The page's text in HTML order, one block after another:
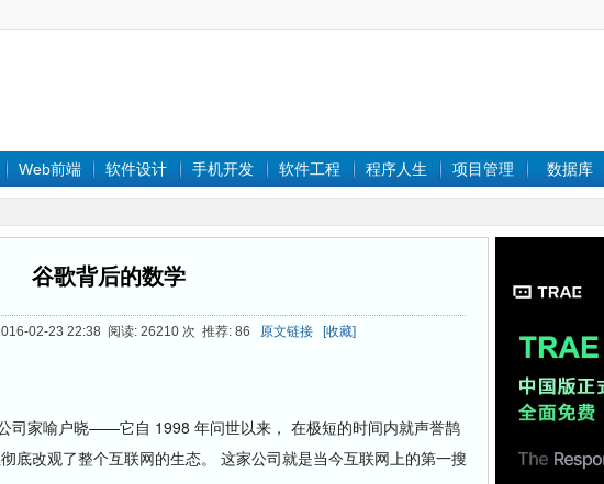
Web前端 软件设计 手机开发 软件工程 程序人生 项目管理 数据库
谷歌背后的数学
02-23 22:38 阅读: 26210 次 推荐: 86 原文链接 [收藏]
家喻户晓——它自 1998 年问世以来， 在极短的时间内就声誉鹊
底改观了整个互联网的生态。 这家公司就是当今互联网上的第一搜